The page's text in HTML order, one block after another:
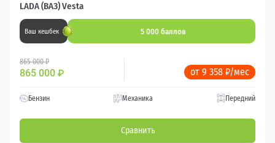
LADA (ВАЗ) Vesta
Ваш кешбек 5 000 баллов
865 000 ₽
865 000 ₽ от 9 358 ₽/мес
Бензин Механика Передний
Сравнить